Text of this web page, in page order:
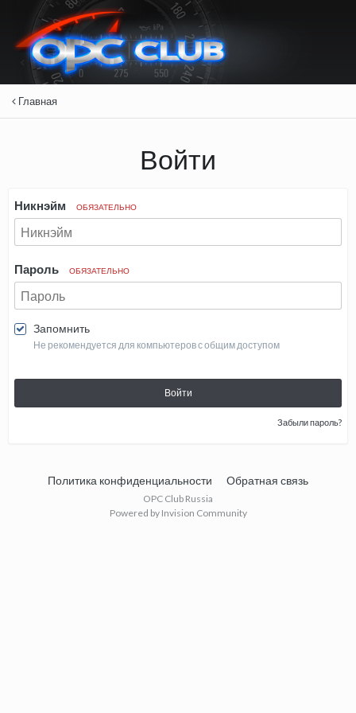
Главная
Войти
Никнэйм ОБЯЗАТЕЛЬНО
Пароль ОБЯЗАТЕЛЬНО
Запомнить
Не рекомендуется для компьютеров с общим доступом
Войти
Забыли пароль?
Политика конфиденциальности Обратная связь
OPC Club Russia
Powered by Invision Community